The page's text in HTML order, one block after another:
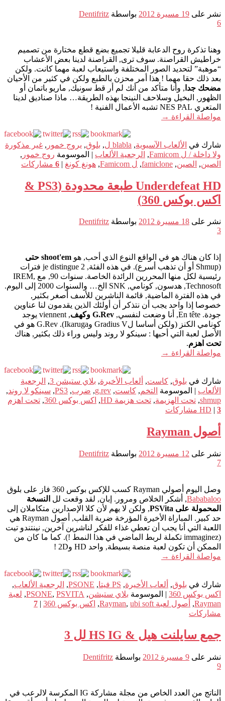
نشر على 19 مسيرة 2012 بواسطة Dentifritz
6
وهنا تذكرة روح الدعابة قليلا تجميع بضع قطع مختارة من تصميم
خراطيش القراصنة. سوف ترى, القراصنة لدينا بعض الأعشاب
“موهبة” لتحديد الصور المختلفة واستيعاب لعبة مهما كانت. ولكن
بعد ذلك حقا مهما ! هذا أمر محزن بالطبع ولكن في كثير من الأحيان
مضحك جدا , وأنا متأكد من أنك لم أر قط سونيك, ماريو باتمان أو
الظهور, البخيل وسلاحف النينجا بهذه الطريقة… ماذا صناديق لدينا
المتعري NES PAL تشبه الأعمال الفنية !
مواصلة القراءة →
شارك في الألعاب الآسيوية, blabla ل , بلوق, يروج خمور , غير مذكورة
ولا داخلة / ل Famicom
, الرجعية الألعاب | الموسومة روج خمور ,
الصين, الصين,
famiclone
, ل Famicom , هونغ كونغ |
6 مشاركات
Underdefeat HD طبعة محدودة (PS3 &
اكس بوكس 360)
نشر على 18 مسيرة 2012 بواسطة Dentifritz
3
إذا كان هناك هو في الواقع النوع الذي أحب, هو shoot'em حتى
(Shmup أو أن تذهب أسرع). في هذه الفئة, je distingue 2 فترات
رئيسية لكل منها المحررين الرائدة الخاصة. سنوات 90, مع IREM,
Technosoft, هدسون, كونامي, SNK الخ… والسنوات 2000 إلى اليوم.
في هذه الفترة الماضية, قائمة الناشرين للأسف أصغر بكثير,
خصوصا إذا واحد يجب أن نتذكر أن أولئك الذين يقدمون لنا عناوين
جودة. En tête, أنا وضعت لنفسي,
G.Rev وكهف
, viennent يوجد
كونامي الكنز (ولكن أساسا لGradius V وIkaruga). G.Rev هو في
الأصل لعبة التي أحبها : سينكو لا روند وليس وراء ذلك بكثير, هناك
تحت اهزم.
مواصلة القراءة →
شارك في بلوق, كاست, ألعاب الأخيرة, بلاي ستيشن 3 , الرجعية
الألعاب
الموسومة التخم, كاست,
g.rev
, ضرب,
PS3
, سينكو لا روند,
shmup
, تحت الهزيمة, تحت هزيمة HD , اكس بوكس 360 , تحت اهزم
HD
3 مشاركات
أصول Rayman
نشر على 12 مسيرة 2012 بواسطة Dentifritz
7
وصل اليوم أصولي Rayman كسب للإكس بوكس 360 فاز على بلوق
Bababaloo, أشكر الخلاص ومرور. إبان, لقد وقعت لل النسخة
المحمولة على PSVita
, ولكن لا يهم لأن كلا الإصدارين متكاملان إلى
حد كبير. المباراة الأخيرة المؤرخة ضربة القلب, أصول Rayman هي
اللعبة التي أنا يجب أن تعطي غذاء للفكر لناشرين آخرين, نينتندو تيت
(immaginez تكملة لربط الماضي في هذا النمط !). كما ما كان من
الممكن أن تكون لعبة منصة بسيطة, واحد HD و2D !
مواصلة القراءة →
شارك في بلوق, ألعاب الأخيرة, PS فيتا ,
PSONE
, الرجعية الألعاب,
اكس بوكس 360
| الموسومة بلاي ستيشن,
PSONE, PSVITA
, لعبة
Rayman
, أصول لعبة Rayman , ubi soft
, اكس بوكس 360 |
7
مشاركات
جمع سايلنت هيل & HS IG لل 3
نشر على 9 مسيرة 2012 بواسطة Dentifritz
9
الناتج من العدد الخاص من مجلة مشاركة IG المكرسة لالرعب في